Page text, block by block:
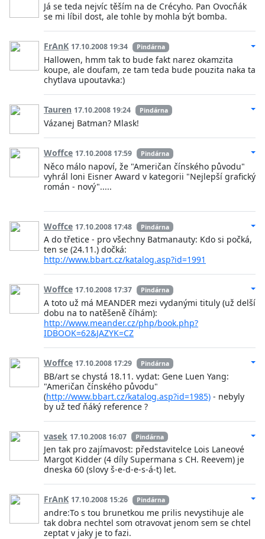
Já se teda nejvíc těším na de Crécyho. Pan Ovocňák
se mi líbil dost, ale tohle by mohla být bomba.
FrAnK 17.10.2008 19:34 Pindárna
Hallowen, hmm tak to bude fakt narez okamzita
koupe, ale doufam, ze tam teda bude pouzita naka ta
chytlava upoutavka:)
Tauren 17.10.2008 19:24 Pindárna
Vázanej Batman? Mlask!
Woffce 17.10.2008 17:59 Pindárna
Něco málo napoví, že "Američan čínského původu"
vyhrál loni Eisner Award v kategorii "Nejlepší grafický
román - nový".....
Woffce 17.10.2008 17:48 Pindárna
A do třetice - pro všechny Batmanauty: Kdo si počká,
ten se (24.11.) dočká:
http://www.bbart.cz/katalog.asp?id=1991
Woffce 17.10.2008 17:37 Pindárna
A toto už má MEANDER mezi vydanými tituly (už delší
dobu na to natěšeně číhám):
http://www.meander.cz/php/book.php?
IDBOOK=62&JAZYK=CZ
Woffce 17.10.2008 17:29 Pindárna
BB/art se chystá 18.11. vydat: Gene Luen Yang:
"Američan čínského původu"
(http://www.bbart.cz/katalog.asp?id=1985) - nebyly
by už teď ňáký reference ?
vasek 17.10.2008 16:07 Pindárna
Jen tak pro zajímavost: představitelce Lois Laneové
Margot Kidder (4 díly Supermana s CH. Reevem) je
dneska 60 (slovy š-e-d-e-s-á-t) let.
FrAnK 17.10.2008 15:26 Pindárna
andre:To s tou brunetkou me prilis nevystihuje ale
tak dobra nechtel som otravovat jenom sem se chtel
zeptat v jaky je to fazi.